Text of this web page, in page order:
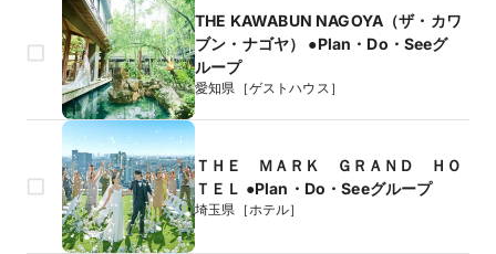
THE KAWABUN NAGOYA（ザ・カワ
ブン・ナゴヤ） ●Plan・Do・Seeグ
ループ
愛知県［ゲストハウス］
ＴＨＥ ＭＡＲＫ ＧＲＡＮＤ ＨＯ
ＴＥＬ ●Plan・Do・Seeグループ
埼玉県［ホテル］